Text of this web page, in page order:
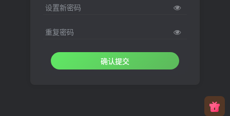
设置新密码
重复密码
确认提交